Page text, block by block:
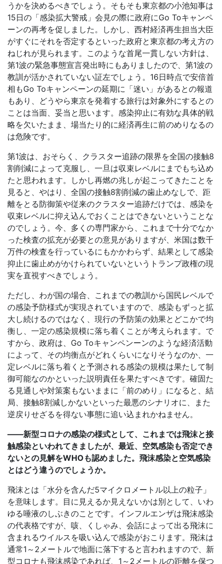
うかを決めるべきでしょう。そもそも東京都の小池知事は
15日の「感染拡大警戒」会見の際に政府にGo Toキャンペ
ーンの再考を促しました。しかし、西村経済再生担当大臣
がすぐにそれを否定するといった政府と東京都の考え方の
ねじれが見られます。このような首尾一貫しない方針は、
第1波の緊急事態宣言発出時にもありましたので、第1波の
教訓が活かされていない証左でしょう。16日時点で安倍首
相もGo Toキャンペーンの延期に「迷い」があるとの報道
もあり、どうやら東京を発着する旅行は対象外にするとの
ことは当面、妥当と思います。感染抑止に有効な具体的戦
略を欠いたまま、場当たり的に経済再生に前のめりなるの
は危険です。
第1波は、おそらく、クラスター追跡の限界を全国の接触8
割削減によって克服し、一旦は収束レベルにまでもち込め
たと思われます。しかし再燃の兆しが起こってきたことを
見ると、やはり、全国の接触8割削減の歯止めなしで、距
離をとる防御策や従来のクラスター追跡だけでは、感染を
収束レベルに抑え込んでおくことはできないということな
のでしょう。今、多くの専門家から、これまで十分でなか
った検査の拡充が必要との意見がありますが、米国は数千
万件の検査を行っているにもかかわらず、結果として感染
抑止に歯止めがかけられていないというトランプ政権の現
実を直視すべきでしょう。
ただし、わが国の場合、これまでの教訓から国民レベルで
の感染予防様式が実現されていますので、感染もずっと拡
大し続けるのではなく、現行の予防策の効果とどこかで均
衡し、一定の感染規模に落ち着くことが考えられます。で
すから、政府は、Go Toキャンペンーンのような経済活動
によって、その均衡点がどれくらいになりそうなのか、一
定レベルに落ち着くと予測される感染の規模は果たして制
御可能なのかといった説明責任を果たすべきです。確固た
る見通しや対策案もないままに「前のめり」になると、結
局、接触8割減しかないといった最悪のシナリオに、また
逆戻りせざるを得ない事態に追い込まれかねません。
――新型コロナの感染の様式として、これまでは飛沫と接
触感染といわれてきましたが、最近、空気感染も否定でき
ないとの見解をWHOも認めました。飛沫感染と空気感染
とはどう違うのでしょうか。
飛沫とは「水分を含んだ5マイクロメートル以上の粒子」
を意味します。目に見えるか見えないかは別として、いわ
ゆる唾液のしぶきのことです。インフルエンザは飛沫感染
の代表格ですが、咳、くしゃみ、会話によって出る飛沫に
含まれるウイルスを吸い込んで感染がおこります。飛沫は
通常1～2メートルで地面に落下すると言われますので、新
型コロナも飛沫感染であれば、1～2メートルの距離を保つ